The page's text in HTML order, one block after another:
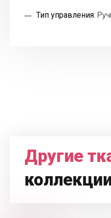
Тип управления:
Другие